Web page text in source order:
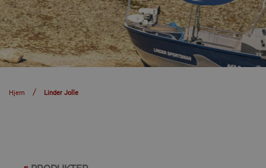
Hjem Linder Jolle